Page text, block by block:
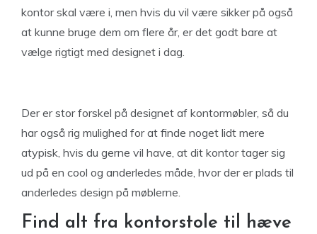
kontor skal være i, men hvis du vil være sikker på også
at kunne bruge dem om flere år, er det godt bare at
vælge rigtigt med designet i dag.
Der er stor forskel på designet af kontormøbler, så du
har også rig mulighed for at finde noget lidt mere
atypisk, hvis du gerne vil have, at dit kontor tager sig
ud på en cool og anderledes måde, hvor der er plads til
anderledes design på møblerne.
Find alt fra kontorstole til hæve